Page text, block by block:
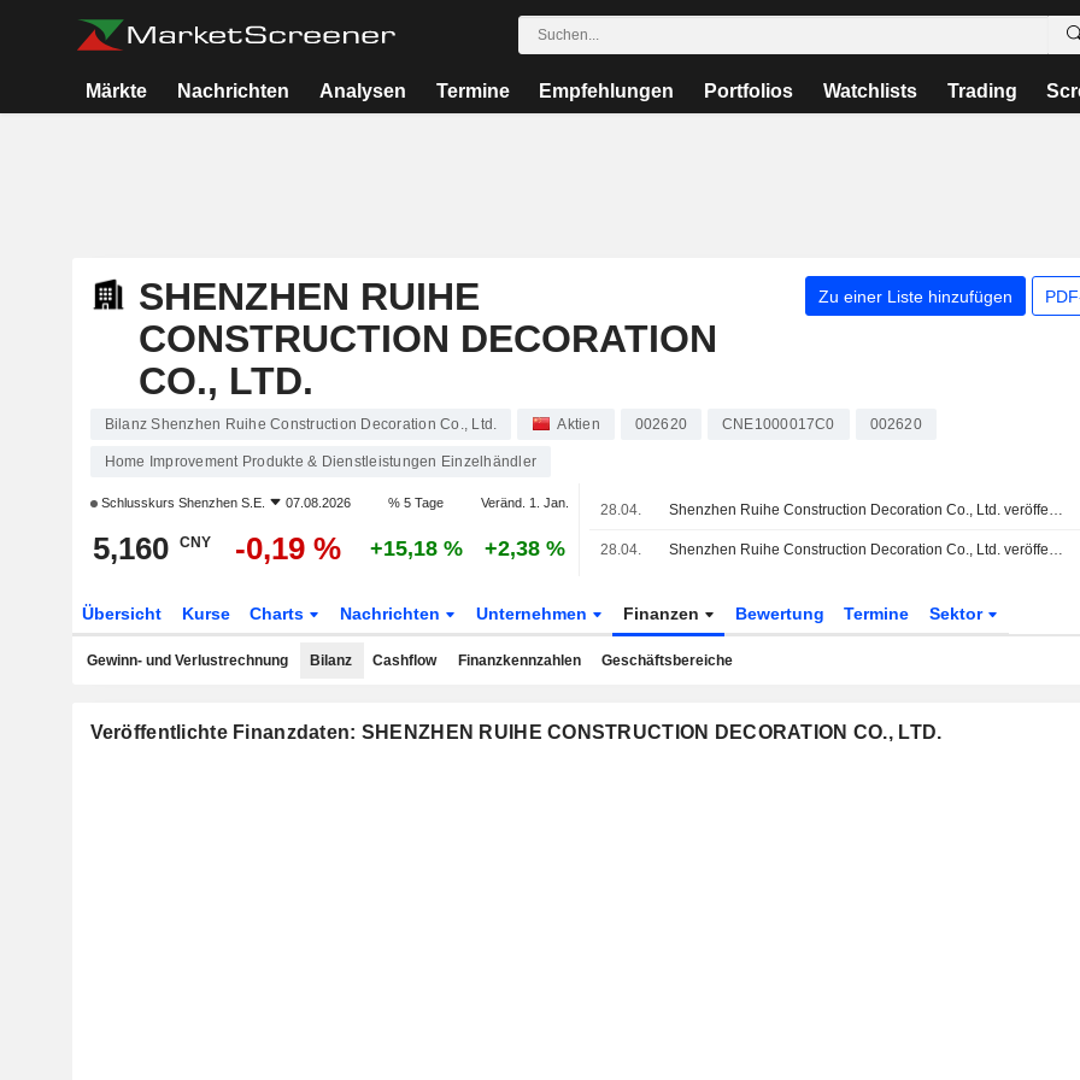
Märkte Nachrichten Analysen Termine Empfehlungen Portfolios Watchlists Trading
SHENZHEN RUIHE
CONSTRUCTION DECORATION
CO., LTD.
Zu einer Liste hinzufügen
Bilanz Shenzhen Ruihe Construction Decoration Co., Ltd. Aktien 002620 CNE1000017C0 002620
Home Improvement Produkte & Dienstleistungen Einzelhändler
Schlusskurs Shenzhen S.E. 07.08.2026 % 5 Tage Veränd. 1. Jan.
5,160 CNY -0,19 % +15,18 % +2,38 %
28.04. Shenzhen Ruihe Construction Decoration Co., Ltd. veröffentlicht Ergebniszahlen für das erste Quartal zum 31. März 2026
28.04. Shenzhen Ruihe Construction Decoration Co., Ltd. veröffentlicht Ergebnisse für das am 31. Dezember 2025 endende Geschäftsjahr
Übersicht Kurse Charts Nachrichten Unternehmen Finanzen Bewertung Termine Sektor
Gewinn- und Verlustrechnung Bilanz Cashflow Finanzkennzahlen Geschäftsbereiche
Veröffentlichte Finanzdaten: SHENZHEN RUIHE CONSTRUCTION DECORATION CO., LTD.